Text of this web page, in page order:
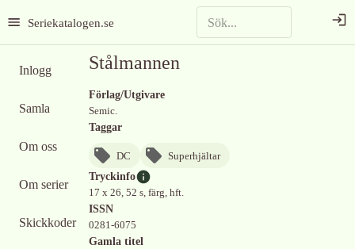
Seriekatalogen.se
Inlogg
Samla
Om oss
Om serier
Skickkoder
Stålmannen
Förlag/Utgivare
Semic.
Taggar
DC
Superhjältar
Tryckinfo
17 x 26, 52 s, färg, hft.
ISSN
0281-6075
Gamla titel